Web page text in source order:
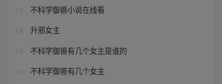
13 不科学御兽小说在线看
14 升邪女主
15 不科学御兽有几个女主是谁的
16 不科学御兽有几个女主